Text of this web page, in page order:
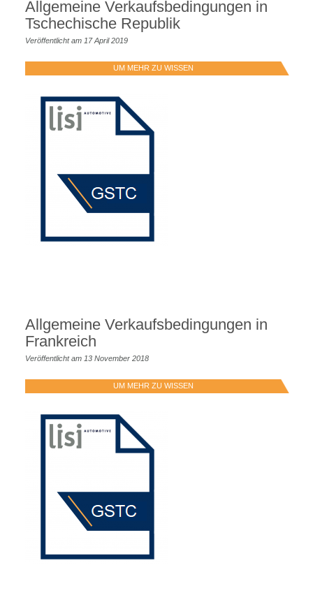
Allgemeine Verkaufsbedingungen in
Tschechische Republik
Veröffentlicht am 17 April 2019
UM MEHR ZU WISSEN
Allgemeine Verkaufsbedingungen in
Frankreich
Veröffentlicht am 13 November 2018
UM MEHR ZU WISSEN